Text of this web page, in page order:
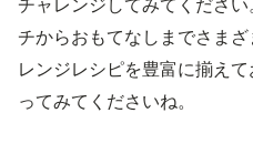
チャレンジしてみてくださ
チからおもてなしまでさま
レンジレシピを豊富に揃え
ってみてくださいね。